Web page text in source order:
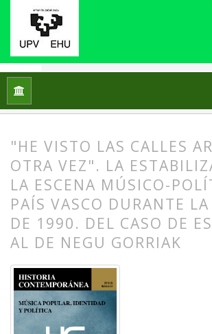
Inicio Núm. 57 (2018):
"HE VISTO LAS CALLES
OTRA VEZ". LA
LA ESCENA MÚSICO-
PAÍS VASCO DURANTE
DE 1990. DEL CASO DE
AL DE NEGU GORRIAK